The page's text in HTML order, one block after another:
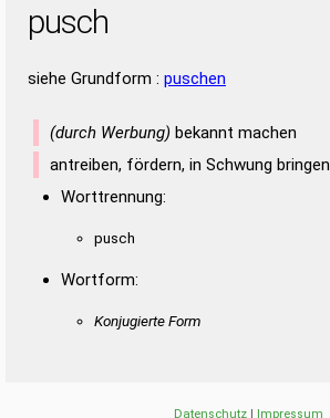
pusch
siehe Grundform : puschen
(durch Werbung) bekannt machen
antreiben, fördern, in Schwung bringen
Worttrennung:
pusch
Wortform:
Konjugierte Form
Datenschutz| Impressum